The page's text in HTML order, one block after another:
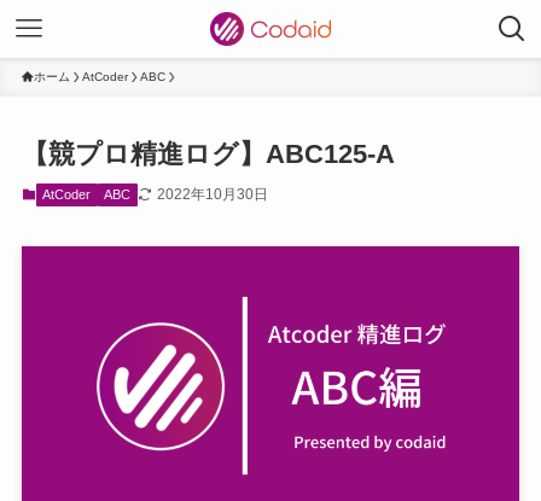
ホーム AtCoder ABC
【競プロ精進ログ】ABC125-A
AtCoder ABC 2022年10月30日